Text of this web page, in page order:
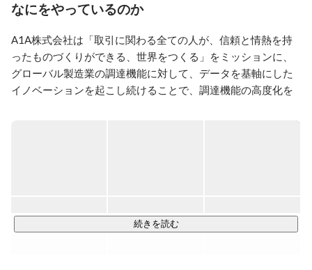
ャピタル）
ブログも書いています。
https://medium.com/@shuheimatsubara
なにをやっているのか
A1A株式会社は「取引に関わる全ての人が、信頼と情熱を持
ったものづくりができる、世界をつくる」をミッションに、
グローバル製造業の調達機能に対して、データを基軸にした
イノベーションを起こし続けることで、調達機能の高度化を
続きを読む